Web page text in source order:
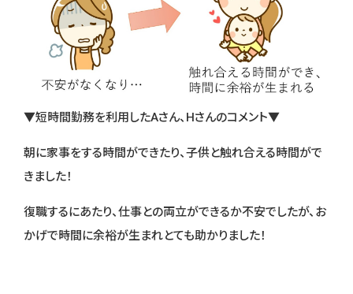
▼短時間勤務を利用したAさん、Hさんのコメント▼
朝に家事をする時間ができたり、子供と触れ合える時間がで
きました！
復職するにあたり、仕事との両立ができるか不安でしたが、お
かげで時間に余裕が生まれとても助かりました！